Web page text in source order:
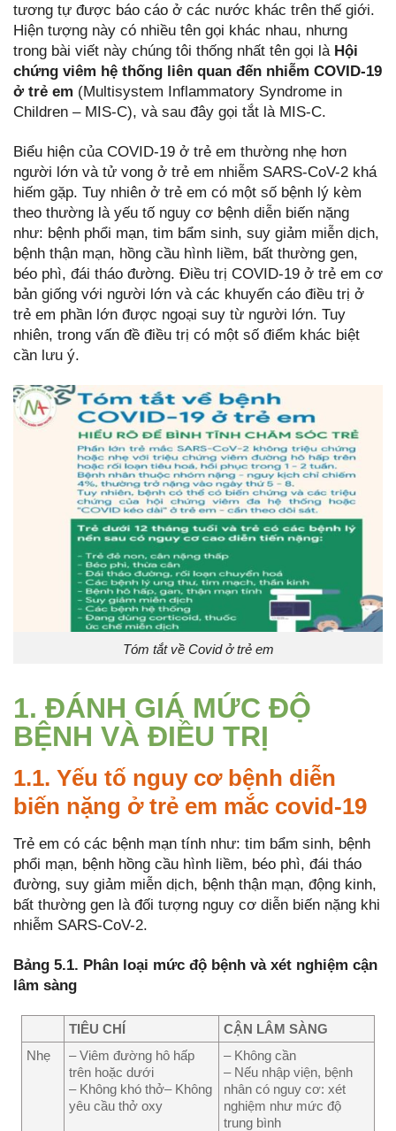
tương tự được báo cáo ở các nước khác trên thế giới.
Hiện tượng này có nhiều tên gọi khác nhau, nhưng
trong bài viết này chúng tôi thống nhất tên gọi là Hội
chứng viêm hệ thống liên quan đến nhiễm COVID-19
ở trẻ em (Multisystem Inflammatory Syndrome in
Children – MIS-C), và sau đây gọi tắt là MIS-C.
Biểu hiện của COVID-19 ở trẻ em thường nhẹ hơn
người lớn và tử vong ở trẻ em nhiễm SARS-CoV-2 khá
hiếm gặp. Tuy nhiên ở trẻ em có một số bệnh lý kèm
theo thường là yếu tố nguy cơ bệnh diễn biến nặng
như: bệnh phổi mạn, tim bẩm sinh, suy giảm miễn dịch,
bệnh thận mạn, hồng cầu hình liềm, bất thường gen,
béo phì, đái tháo đường. Điều trị COVID-19 ở trẻ em cơ
bản giống với người lớn và các khuyến cáo điều trị ở
trẻ em phần lớn được ngoại suy từ người lớn. Tuy
nhiên, trong vấn đề điều trị có một số điểm khác biệt
cần lưu ý.
Tóm tắt về Covid ở trẻ em
1. ĐÁNH GIÁ MỨC ĐỘ
BỆNH VÀ ĐIỀU TRỊ
1.1. Yếu tố nguy cơ bệnh diễn
biến nặng ở trẻ em mắc covid-19
Trẻ em có các bệnh mạn tính như: tim bẩm sinh, bệnh
phổi mạn, bệnh hồng cầu hình liềm, béo phì, đái tháo
đường, suy giảm miễn dịch, bệnh thận mạn, động kinh,
bất thường gen là đối tượng nguy cơ diễn biến nặng khi
nhiễm SARS-CoV-2.
Bảng 5.1. Phân loại mức độ bệnh và xét nghiệm cận
lâm sàng
TIÊU CHÍ
CẬN LÂM SÀNG
Nhẹ
– Viêm đường hô hấp
trên hoặc dưới
– Không khó thở– Không
yêu cầu thở oxy
– Không cần
– Nếu nhập viện, bệnh
nhân có nguy cơ: xét
nghiệm như mức độ
trung bình